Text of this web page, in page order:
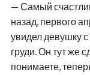
— Самый
назад, первого
увидел девушку
груди. Он тут же
понимаете,